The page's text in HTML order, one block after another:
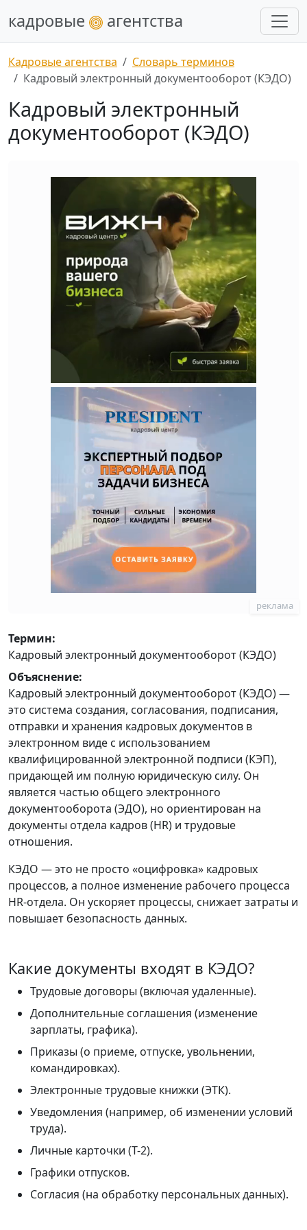
кадровые агентства
Кадровые агентства
Словарь терминов
Кадровый электронный документооборот (КЭДО)
Кадровый электронный
документооборот (КЭДО)
реклама
Термин:
Кадровый электронный документооборот (КЭДО)
Объяснение:
Кадровый электронный документооборот (КЭДО) —
это система создания, согласования, подписания,
отправки и хранения кадровых документов в
электронном виде с использованием
квалифицированной электронной подписи (КЭП),
придающей им полную юридическую силу. Он
является частью общего электронного
документооборота (ЭДО), но ориентирован на
документы отдела кадров (HR) и трудовые
отношения.
КЭДО — это не просто «оцифровка» кадровых
процессов, а полное изменение рабочего процесса
HR-отдела. Он ускоряет процессы, снижает затраты и
повышает безопасность данных.
Какие документы входят в КЭДО?
Трудовые договоры (включая удаленные).
Дополнительные соглашения (изменение
зарплаты, графика).
Приказы (о приеме, отпуске, увольнении,
командировках).
Электронные трудовые книжки (ЭТК).
Уведомления (например, об изменении условий
труда).
Личные карточки (Т-2).
Графики отпусков.
Согласия (на обработку персональных данных).